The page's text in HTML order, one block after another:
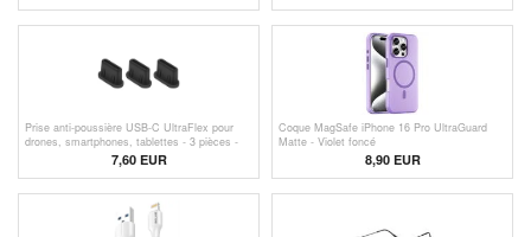
Prise anti-poussière USB-C UltraFlex pour
drones, smartphones, tablettes - 3 pièces -
7,60EUR
Coque MagSafe iPhone 16 Pro UltraGuard
Matte - Violet foncé
8,90 EUR